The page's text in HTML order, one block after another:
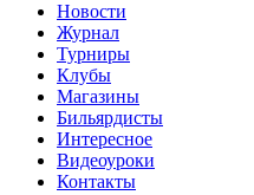
Новости
Журнал
Турниры
Клубы
Магазины
Бильярдисты
Интересное
Видеоуроки
Контакты